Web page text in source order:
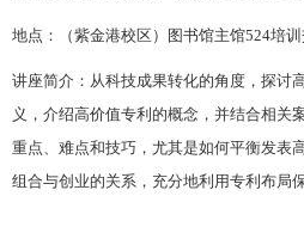
地点：（紫金港校区）图书馆主馆524培
讲座简介：从科技成果转化的角度，探讨
义，介绍高价值专利的概念，并结合相关
重点、难点和技巧，尤其是如何平衡发表
组合与创业的关系，充分地利用专利布局